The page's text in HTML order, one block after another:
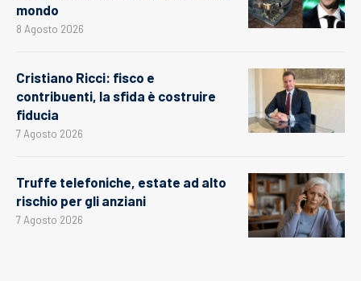
mondo
8 Agosto 2026
Cristiano Ricci: fisco e
contribuenti, la sfida è costruire
fiducia
7 Agosto 2026
Truffe telefoniche, estate ad alto
rischio per gli anziani
7 Agosto 2026